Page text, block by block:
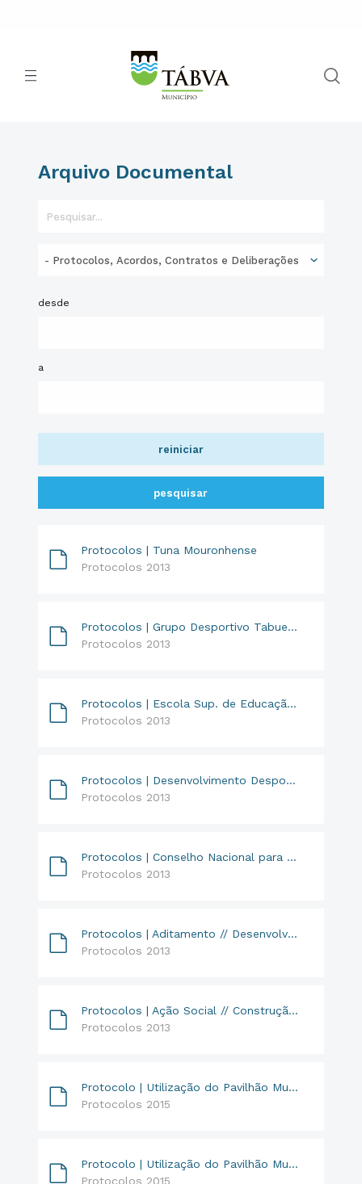
Arquivo Documental
desde
a
reiniciar
pesquisar
Protocolos | Tuna Mouronhense
Protocolos 2013
Protocolos | Grupo Desportivo Tabuense // Alimentação das Marchas
Protocolos 2013
Protocolos | Escola Sup. de Educação de Coimbra // Escola de Verão Júnior
Protocolos 2013
Protocolos | Desenvolvimento Desportivo da Modalidade Basquetebol
Protocolos 2013
Protocolos | Conselho Nacional para a Promoção do Voluntariado Banco de Voluntariado
Protocolos 2013
Protocolos | Aditamento // Desenvolvimento Desportivo da Modalidade Basquetebol
Protocolos 2013
Protocolos | Ação Social // Construção Centro de Dia
Protocolos 2013
Protocolo | Utilização do Pavilhão Multiusos // Tabuense
Protocolos 2015
Protocolo | Utilização do Pavilhão Multiusos // Escuteiros de Midões
Protocolos 2015